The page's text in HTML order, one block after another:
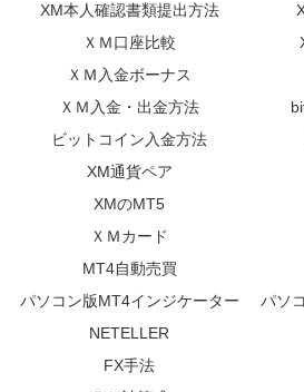
XM本人確認書類提出方法
ＸＭ口座比較
ＸＭ入金ボーナス
ＸＭ入金・出金方法
ビットコイン入金方法
XM通貨ペア
XMのMT5
ＸＭカード
MT4自動売買
パソコン版MT4インジケーター
パソ
NETELLER
FX手法